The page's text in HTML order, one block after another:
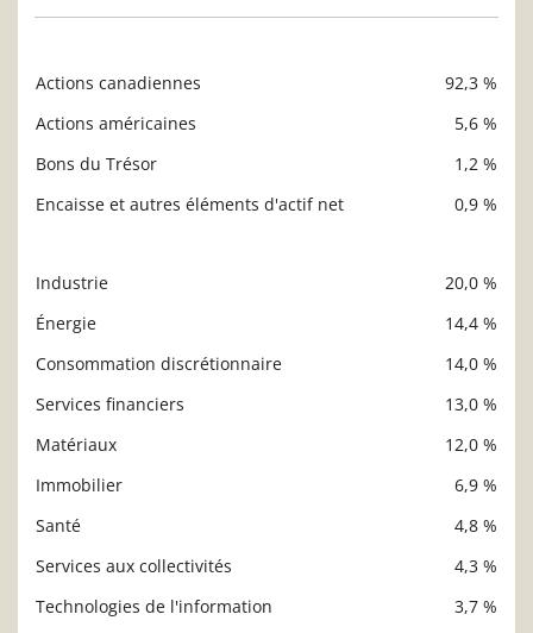
Actions canadiennes
92,3 %
Actions américaines
5,6 %
Bons du Trésor
1,2 %
Encaisse et autres éléments d'actif net
0,9 %
Industrie
20,0 %
Énergie
14,4 %
Consommation discrétionnaire
14,0 %
Services financiers
13,0 %
Matériaux
12,0 %
Immobilier
6,9 %
Santé
4,8 %
Services aux collectivités
4,3 %
Technologies de l'information
3,7 %